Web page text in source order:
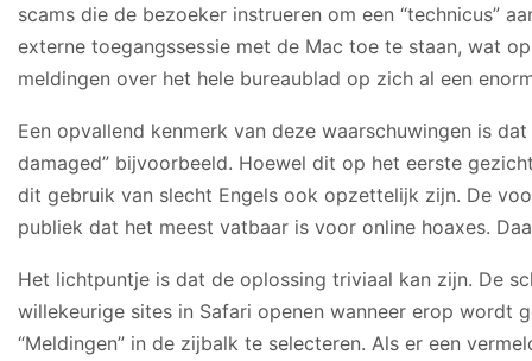
scams die de bezoeker instrueren om een “technicus”
externe toegangssessie met de Mac toe te staan, wat
meldingen over het hele bureaublad op zich al een
Een opvallend kenmerk van deze waarschuwingen is
damaged” bijvoorbeeld. Hoewel dit op het eerste
dit gebruik van slecht Engels ook opzettelijk zijn. De
publiek dat het meest vatbaar is voor online hoaxes.
Het lichtpuntje is dat de oplossing triviaal kan zijn. De
willekeurige sites in Safari openen wanneer erop wordt
“Meldingen” in de zijbalk te selecteren. Als er een